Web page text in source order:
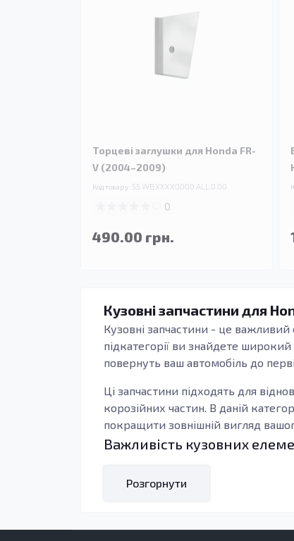
Торцеві заглушки для Honda FR-
V (2004–2009)
Код товару: 55.WBXXXX0000.ALL.0.00
0
490.00 грн.
Кузовні запчастини для
Кузовні запчастини - це
підкатегорії ви знайдете
повернуть ваш автомобіль до
Ці запчастини підходять для
корозійних частин. В даній
покращити зовнішній вигляд
Важливість кузовних
конструкції, які піддаються
Розгорнути